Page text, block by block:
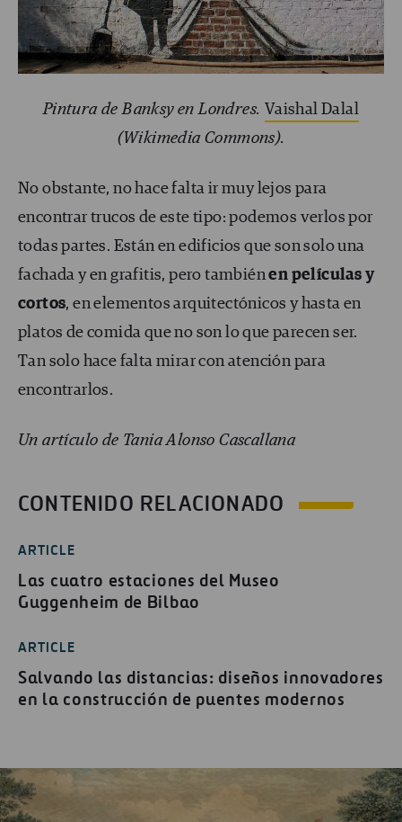
Pintura de Banksy en Londres. Vaishal Dalal
(Wikimedia Commons).
No obstante, no hace falta ir muy lejos para
encontrar trucos de este tipo: podemos verlos por
todas partes. Están en edificios que son solo una
fachada y en grafitis, pero tambiénen películas y
cortos, en elementos arquitectónicos y hasta en
platos de comida que no son lo que parecen ser.
Tan solo hace falta mirar con atención para
encontrarlos.
Un artículo de Tania Alonso Cascallana
CONTENIDO RELACIONADO
ARTICLE
Las cuatro estaciones del Museo
Guggenheim de Bilbao
ARTICLE
Salvando las distancias: diseños innovadores
en la construcción de puentes modernos